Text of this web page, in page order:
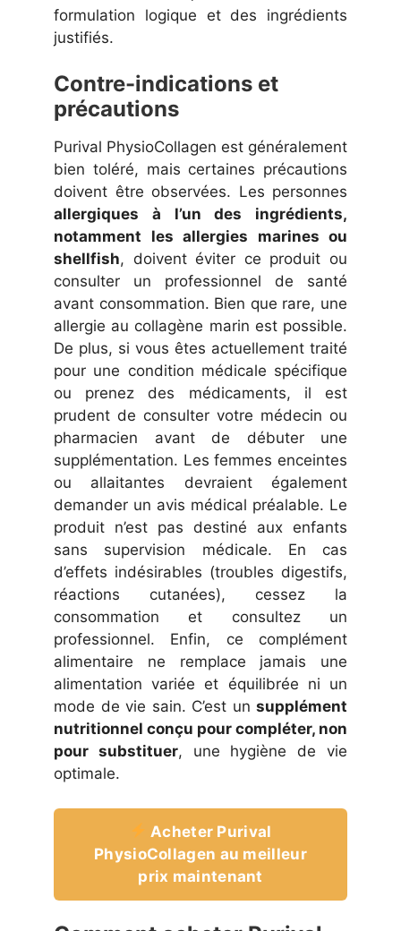
formulation logique et des ingrédients
justifiés.
Contre-indications et
précautions
Purival PhysioCollagen est généralement
bien toléré, mais certaines précautions
doivent être observées. Les personnes
allergiques à l’un des ingrédients,
notamment les allergies marines ou
shellfish, doivent éviter ce produit ou
consulter un professionnel de santé
avant consommation. Bien que rare, une
allergie au collagène marin est possible.
De plus, si vous êtes actuellement traité
pour une condition médicale spécifique
ou prenez des médicaments, il est
prudent de consulter votre médecin ou
pharmacien avant de débuter une
supplémentation. Les femmes enceintes
ou allaitantes devraient également
demander un avis médical préalable. Le
produit n’est pas destiné aux enfants
sans supervision médicale. En cas
d’effets indésirables (troubles digestifs,
réactions cutanées), cessez la
consommation et consultez un
professionnel. Enfin, ce complément
alimentaire ne remplace jamais une
alimentation variée et équilibrée ni un
mode de vie sain. C’est un supplément
nutritionnel conçu pour compléter, non
pour substituer, une hygiène de vie
optimale.
Acheter Purival
PhysioCollagen au meilleur
prix maintenant